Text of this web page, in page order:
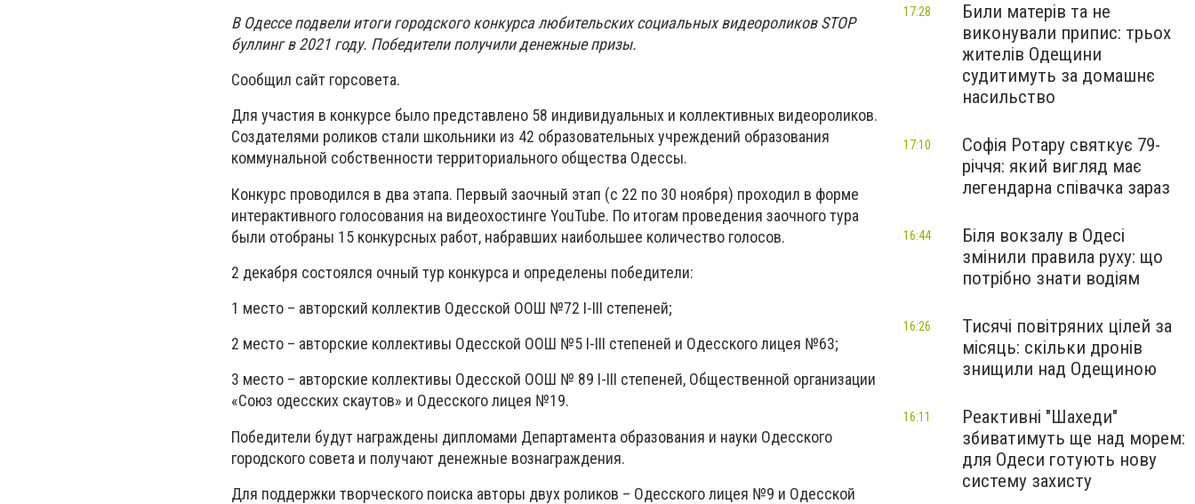
В Одессе подвели итоги городского конкурса любительских социальных видеороликов STOP
буллинг в 2021 году. Победители получили денежные призы.
Сообщил сайт горсовета.
Для участия в конкурсе было представлено 58 индивидуальных и коллективных видеороликов.
Создателями роликов стали школьники из 42 образовательных учреждений образования
коммунальной собственности территориального общества Одессы.
Конкурс проводился в два этапа. Первый заочный этап (с 22 по 30 ноября) проходил в форме
интерактивного голосования на видеохостинге YouTube. По итогам проведения заочного тура
были отобраны 15 конкурсных работ, набравших наибольшее количество голосов.
2 декабря состоялся очный тур конкурса и определены победители:
1 место – авторский коллектив Одесской ООШ №72 І-ІІІ степеней;
2 место – авторские коллективы Одесской ООШ №5 І-ІІІ степеней и Одесского лицея №63;
3 место – авторские коллективы Одесской ООШ № 89 I-III степеней, Общественной организации
«Союз одесских скаутов» и Одесского лицея №19.
Победители будут награждены дипломами Департамента образования и науки Одесского
городского совета и получают денежные вознаграждения.
Для поддержки творческого поиска авторы двух роликов – Одесского лицея №9 и Одесской
Били матерів та не
виконували припис: трьох
жителів Одещини
судитимуть за домашнє
насильство
17:28
Софія Ротару святкує 79-
річчя: який вигляд має
легендарна співачка зараз
17:10
Біля вокзалу в Одесі
змінили правила руху: що
потрібно знати водіям
16:44
Тисячі повітряних цілей за
місяць: скільки дронів
знищили над Одещиною
16:26
Реактивні "Шахеди"
збиватимуть ще над морем:
для Одеси готують нову
систему захисту
16:11